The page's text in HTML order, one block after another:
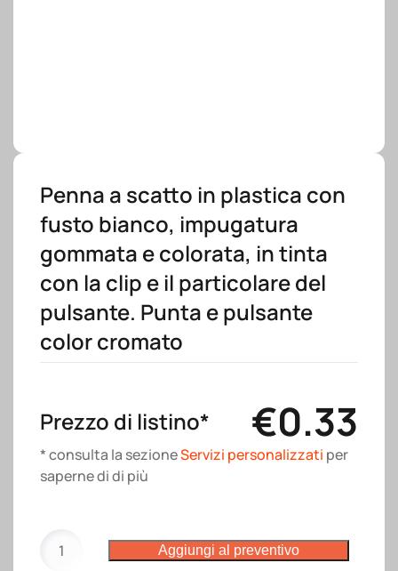
Penna a scatto in plastica con
fusto bianco, impugatura
gommata e colorata, in tinta
con la clip e il particolare del
pulsante. Punta e pulsante
color cromato
Prezzo di listino* €0.33
* consulta la sezioneServizi personalizzati per
saperne di di più
Aggiungi al preventivo